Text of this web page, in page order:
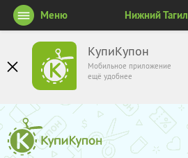
КупиКупон
Мобильное приложение
ещё удобнее
Меню Нижний Тагил